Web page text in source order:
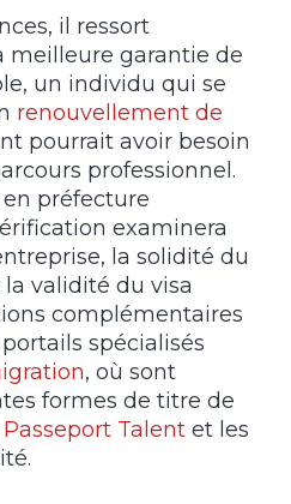
il ressort
meilleure garantie de
un individu qui se
renouvellement de
pourrait avoir besoin
professionnel.
en préfecture
examinera
la solidité du
validité du visa
complémentaires
spécialisés
, où sont
formes de titre de
Passeport Talent et les